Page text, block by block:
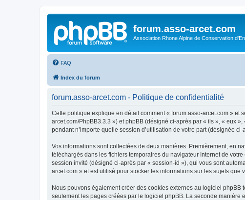
forum.asso-arcet.com
Association Rhone Alpine de Conservation
FAQ
Index du forum
forum.asso-arcet.com - Politique de confidentialité
Cette politique explique en détail comment « forum.asso-arcet.com » et
arcet.com/PhpBB3.3.3 ») et phpBB (désigné ci-après par « ils », « eux
pendant n’importe quelle session d’utilisation de votre part (désignée ci-
Vos informations sont collectées de deux manières. Premièrement, en
téléchargés dans les fichiers temporaires du navigateur Internet de
session invité (désigné ci-après par « session-id »), qui vous sont
arcet.com » et est utilisé pour stocker les informations sur les sujets
Nous pouvons également créer des cookies externes au logiciel
seulement les pages créées par le logiciel phpBB. La seconde manière